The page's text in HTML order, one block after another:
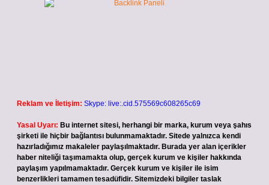
Reklam ve İletişim: Skype: live:.cid.575569c608265c69
Yasal Uyarı: Bu internet sitesi, herhangi bir marka, kurum veya şahıs
şirketi ile hiçbir bağlantısı bulunmamaktadır. Sitede yalnızca kendi
hazırladığımız makaleler paylaşılmaktadır. Burada yer alan içerikler
haber niteliği taşımamakta olup, gerçek kurum ve kişiler hakkında
paylaşım yapılmamaktadır. Gerçek kurum ve kişiler ile isim
benzerlikleri tamamen tesadüfidir. Sitemizdeki bilgiler taslak